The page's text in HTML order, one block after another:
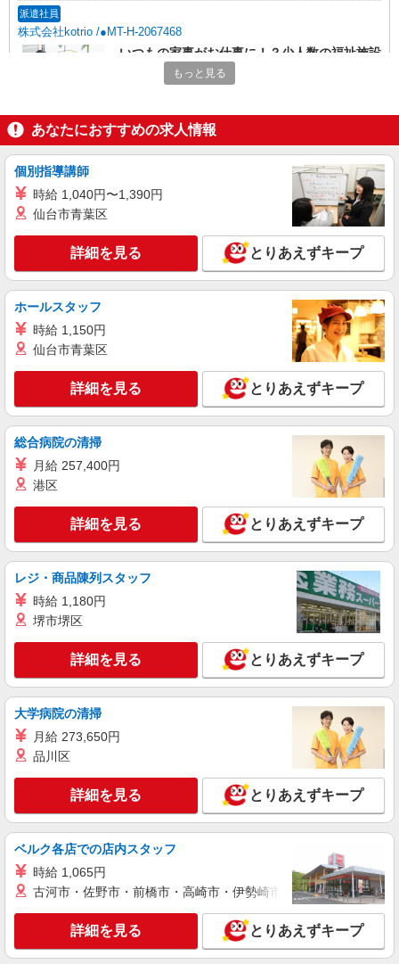
派遣社員
株式会社kotrio /●MT-H-2067468
いつもの家事がお仕事に！？少人数の福祉施設
で日常サポート！
甲斐市内 ≪車通勤OK≫
詳細を見る
派遣社員
甲斐市≫日払いですぐゲッツ！グルホで家事・
時給1500円〜2125円 ＜日払い有/週払い有/交
詳細を見る
派遣社員
株式会社kotrio /●MT-H-2051149
タイパ最強！希望の働き方が叶う有料住宅のス
タッフ★＠甲斐市
時給1500円〜2125円 ＜日払い有/週払い有/交
甲斐市内 ≪車通勤OK≫
キープ 詳細を見る
派遣社員
株式会社kotrio /●MT-H-1811290
障がい者デイで送迎、見守りなど★甲斐市★運
転できる方急募
時給1500円〜2125円 ＜日払い有/週払い有/交
通費全支給(ガソリン代含む)＞
詳細を見る
株式会社kotrio /●MT-H-2009210
向かう先は、笑顔の待つ場所！デイサービスの
サポート＆送迎STAFF
時給1500円〜2125円 ＜日払い有/週払い有/交
通費全支給(ガソリン代含む)＞
甲斐市内 ≪車通勤OK≫
キープ 詳細を見る
もっと見る
あなたにおすすめの求人情報
個別指導講師
時給 1,040円〜1,390円
仙台市青葉区
詳細を見る とりあえずキープ
ホールスタッフ
時給 1,150円
仙台市青葉区
詳細を見る とりあえずキープ
総合病院の清掃
月給 257,400円
港区
詳細を見る とりあえずキープ
レジ・商品陳列スタッフ
時給 1,180円
堺市堺区
詳細を見る とりあえずキープ
大学病院の清掃
月給 273,650円
品川区
詳細を見る とりあえずキープ
ベルク各店での店内スタッフ
時給 1,065円
古河市・佐野市・前橋市・高崎市・伊勢崎市・太田市・館林市
詳細を見る とりあえずキープ